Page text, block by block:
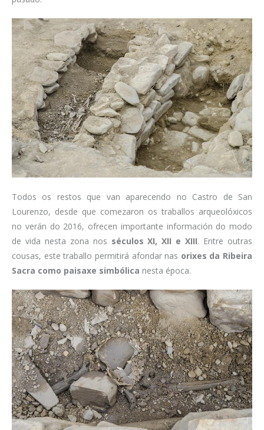
Todos os restos que van aparecendo no Castro de San
Lourenzo, desde que comezaron os traballos arqueolóxicos
no verán do 2016, ofrecen importante información do modo
de vida nesta zona nos séculos XI, XII e XIII. Entre outras
cousas, este traballo permitirá afondar nas orixes da Ribeira
Sacra como paisaxe simbólica nesta época.